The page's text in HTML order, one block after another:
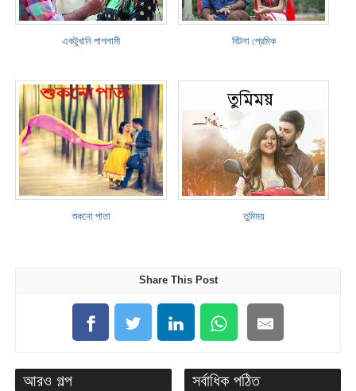
একটুখানি পাগলামী বিটলা প্রেমিক
শুকনো পাতা তুমিময়
Share This Post
আরও গল্প সর্বাধিক পঠিত